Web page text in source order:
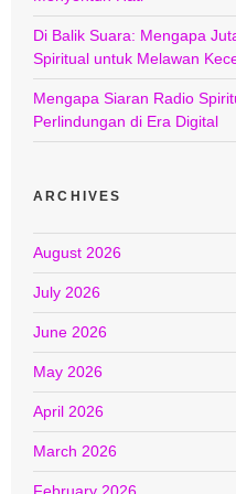
Di Balik Suara: Mengapa
Spiritual untuk Melawan
Mengapa Siaran Radio
Perlindungan di Era Digital
ARCHIVES
August 2026
July 2026
June 2026
May 2026
April 2026
March 2026
February 2026